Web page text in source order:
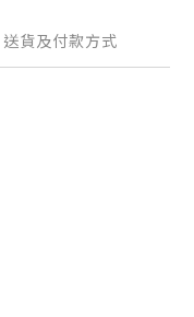
送貨及付款方式